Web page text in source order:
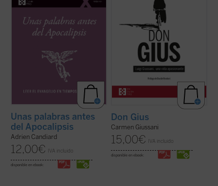
modo casi repentino, se ha hundido en el
Unas palabras antes
del Apocalipsis
Adrien Candiard
12,00€ IVA incluido
disponible en ebook:
él. Un libro único y precioso que, con motivo
del centenario del nacimiento del fundador
Don Gius
Carmen Giussani
15,00€ IVA incluido
disponible en ebook: